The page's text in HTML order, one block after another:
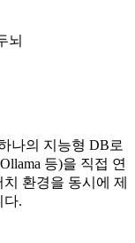
뇌
나의 지능형 DB로
등)을 직접 연
환경을 동시에 제
다.